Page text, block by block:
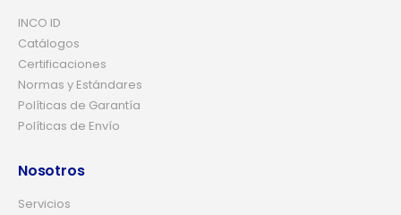
INCO ID
Catálogos
Certificaciones
Normas y Estándares
Políticas de Garantía
Políticas de Envío
Nosotros
Servicios